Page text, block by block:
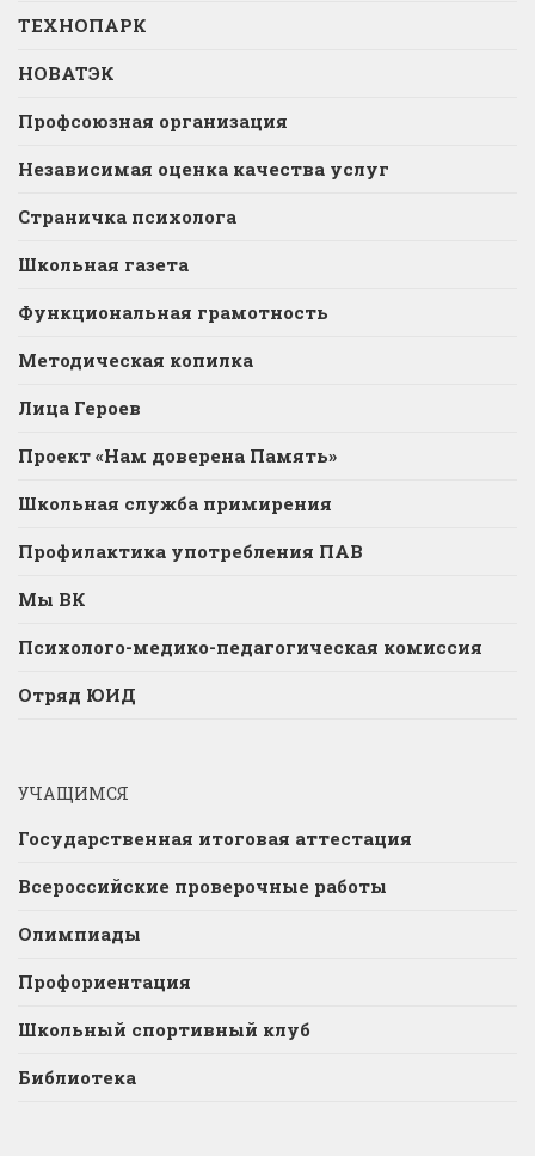
ТЕХНОПАРК
НОВАТЭК
Профсоюзная организация
Независимая оценка качества услуг
Страничка психолога
Школьная газета
Функциональная грамотность
Методическая копилка
Лица Героев
Проект «Нам доверена Память»
Школьная служба примирения
Профилактика употребления ПАВ
Мы ВК
Психолого-медико-педагогическая комиссия
Отряд ЮИД
УЧАЩИМСЯ
Государственная итоговая аттестация
Всероссийские проверочные работы
Олимпиады
Профориентация
Школьный спортивный клуб
Библиотека